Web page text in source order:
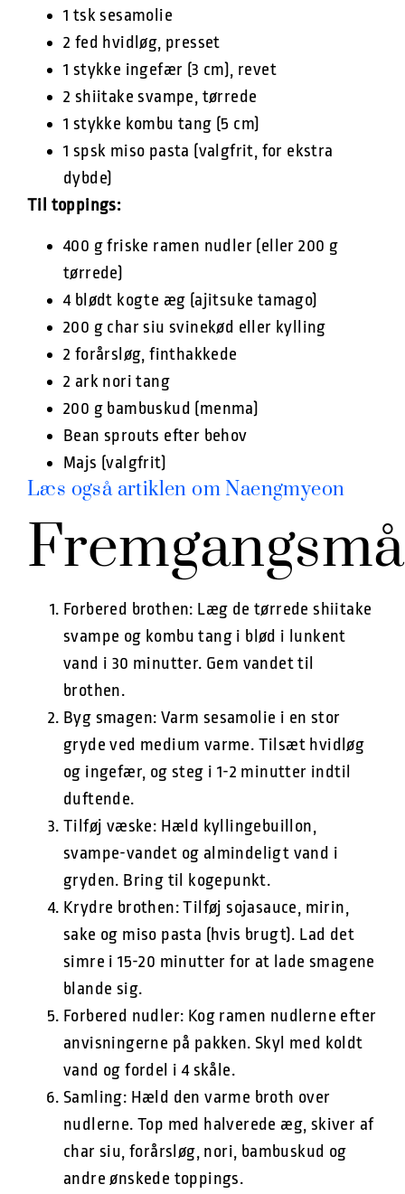
1 tsk sesamolie
2 fed hvidløg, presset
1 stykke ingefær (3 cm), revet
2 shiitake svampe, tørrede
1 stykke kombu tang (5 cm)
1 spsk miso pasta (valgfrit, for ekstra
dybde)
Til toppings:
400 g friske ramen nudler (eller 200 g
tørrede)
4 blødt kogte æg (ajitsuke tamago)
200 g char siu svinekød eller kylling
2 forårsløg, finthakkede
2 ark nori tang
200 g bambuskud (menma)
Bean sprouts efter behov
Majs (valgfrit)
Læs også artiklen om Naengmyeon
Forbered brothen: Læg de tørrede shiitake
svampe og kombu tang i blød i lunkent
vand i 30 minutter. Gem vandet til
brothen.
Byg smagen: Varm sesamolie i en stor
gryde ved medium varme. Tilsæt hvidløg
og ingefær, og steg i 1-2 minutter indtil
duftende.
Tilføj væske: Hæld kyllingebuillon,
svampe-vandet og almindeligt vand i
gryden. Bring til kogepunkt.
Krydre brothen: Tilføj sojasauce, mirin,
sake og miso pasta (hvis brugt). Lad det
simre i 15-20 minutter for at lade smagene
blande sig.
Forbered nudler: Kog ramen nudlerne efter
anvisningerne på pakken. Skyl med koldt
vand og fordel i 4 skåle.
Samling: Hæld den varme broth over
nudlerne. Top med halverede æg, skiver af
char siu, forårsløg, nori, bambuskud og
andre ønskede toppings.